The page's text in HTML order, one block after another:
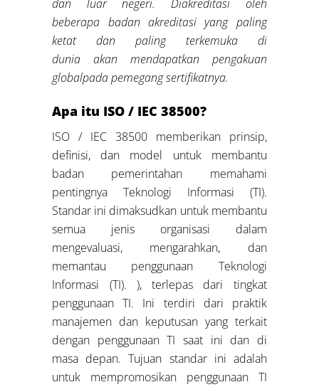
dan luar negeri. Diakreditasi oleh
beberapa badan akreditasi yang paling
ketat dan paling terkemuka di
duniaakan mendapatkan pengakuan
globalpada pemegang sertifikatnya.
Apa itu ISO / IEC 38500?
ISO / IEC 38500 memberikan prinsip,
definisi, dan model untuk membantu
badan pemerintahan memahami
pentingnya Teknologi Informasi (TI).
Standar ini dimaksudkan untuk membantu
semua jenis organisasi dalam
mengevaluasi, mengarahkan, dan
memantau penggunaan Teknologi
Informasi (TI). ), terlepas dari tingkat
penggunaan TI. Ini terdiri dari praktik
manajemen dan keputusan yang terkait
dengan penggunaan TI saat ini dan di
masa depan. Tujuan standar ini adalah
untuk mempromosikan penggunaan TI